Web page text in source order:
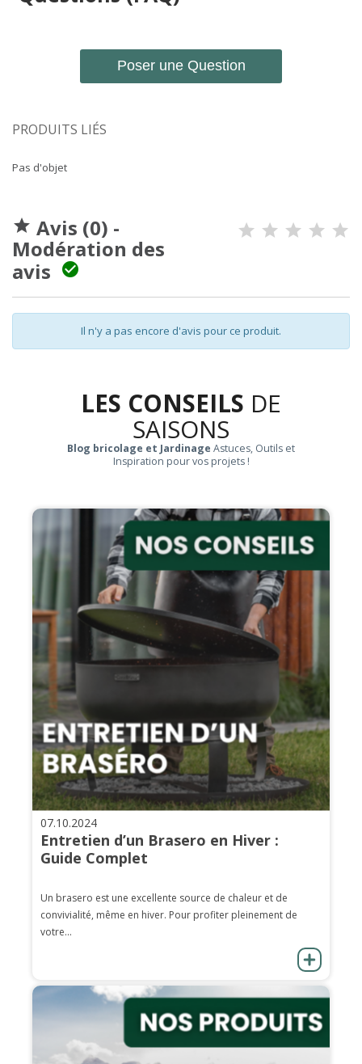
Poser une Question
PRODUITS LIÉS
Pas d'objet
 Avis (0) -
Modération des
avis

Il n'y a pas encore d'avis pour ce produit.
LES CONSEILS DE
SAISONS
Blog bricolage et Jardinage Astuces, Outils et
Inspiration pour vos projets !
07.10.2024
Entretien d’un Brasero en Hiver :
Guide Complet
Un brasero est une excellente source de chaleur et de
convivialité, même en hiver. Pour profiter pleinement de
votre...